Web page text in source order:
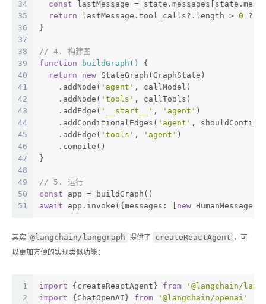
34
35
36
37
38
39
40
41
42
43
44
45
46
47
48
49
50
51
const lastMessage =
return lastMessage.tool_calls?.length > 0 ?
}
// 4. 构建图
function
buildGraph ( ) {
return
new StateGraph(GraphState)
    .addNode(
'agent' , callModel)
    .addNode(
'tools' , callTools)
    .addEdge(
'__start__' , 'agent' )
    .addConditionalEdges(
'agent' ,
    .addEdge(
'tools' , 'agent' )
    .compile()
}
// 5. 运行
const app = buildGraph()
await app.invoke({messages: [ new HumanMessage(
其实 @langchain/langgraph 提供了 createReactAgent ，可
以更加方便的实现类似功能：
1
2
import {createReactAgent} from
'@langchain/
import {ChatOpenAI} from
'@langchain/openai'